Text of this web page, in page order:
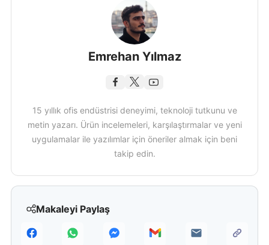
Makaleyi Paylaş
Emrehan Yılmaz
15 yıllık ofis endüstrisi deneyimi, teknoloji tutkunu ve
metin yazarı. Ürün incelemeleri, karşılaştırmalar ve yeni
uygulamalar ile yazılımlar için öneriler almak için beni
takip edin.